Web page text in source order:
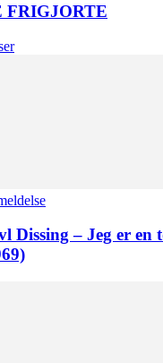
FRIGJORTE
Dissing – Jeg er en